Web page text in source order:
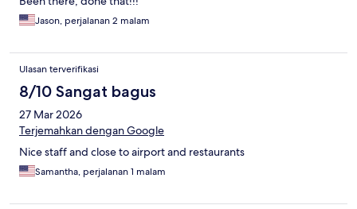
Jason, perjalanan 2 malam
Ulasan terverifikasi
8/10 Sangat bagus
27 Mar 2026
Terjemahkan dengan Google
Nice staff and close to airport and restaurants
Samantha, perjalanan 1 malam